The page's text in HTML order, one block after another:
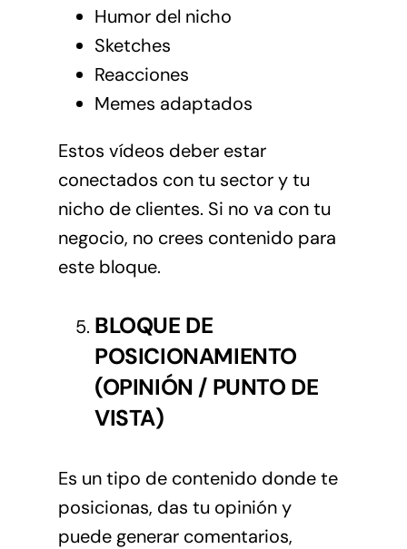
Humor del nicho
Sketches
Reacciones
Memes adaptados
Estos vídeos deber estar
conectados con tu sector y tu
nicho de clientes. Si no va con tu
negocio, no crees contenido para
este bloque.
BLOQUE DE
POSICIONAMIENTO
(OPINIÓN / PUNTO DE
VISTA)
Es un tipo de contenido donde te
posicionas, das tu opinión y
puede generar comentarios,